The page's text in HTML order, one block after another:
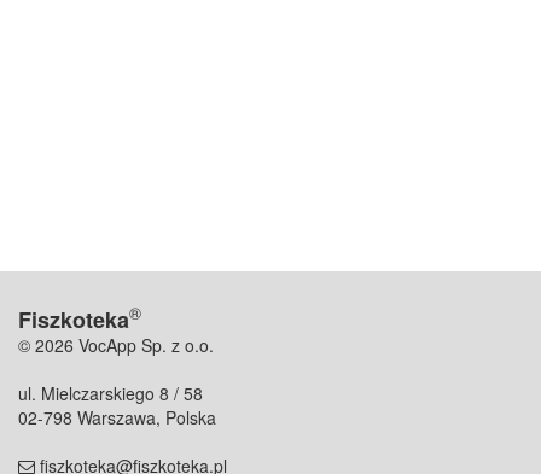
Fiszkoteka®
© 2026 VocApp Sp. z o.o.
ul. Mielczarskiego 8 / 58
02-798 Warszawa, Polska
fiszkoteka@fiszkoteka.pl